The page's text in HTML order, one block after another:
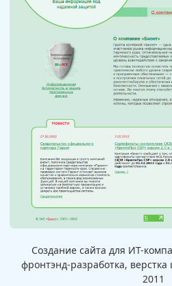
Создание сайта для ИТ-
фронтэнд-разработка,
2011